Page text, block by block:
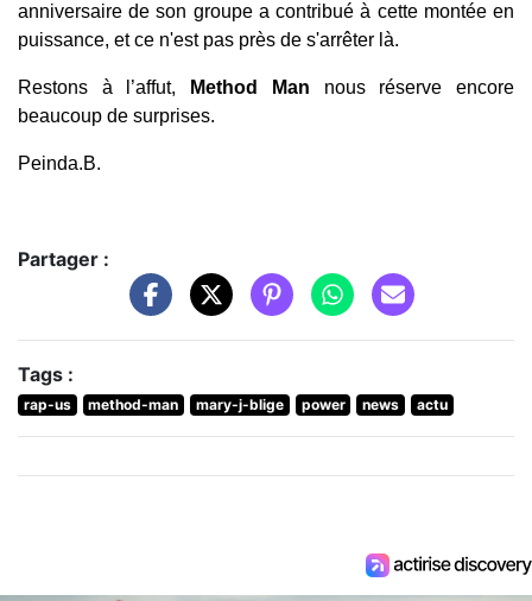
anniversaire de son groupe a contribué à cette montée en
puissance, et ce n'est pas près de s'arrêter là.
Restons à l’affut, Method Man nous réserve encore
beaucoup de surprises.
Peinda.B.
Partager :
Tags :
rap-us method-man mary-j-blige power news actu